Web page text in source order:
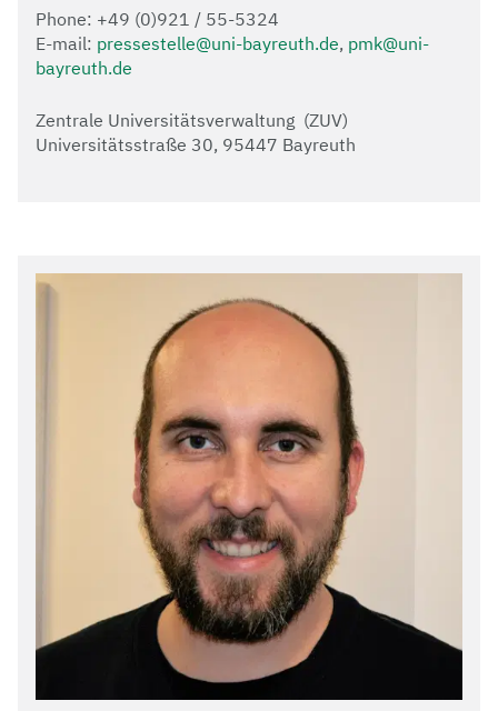
Phone: +49 (0)921 / 55-5324
E-mail: pressestelle@uni-bayreuth.de, pmk@uni-
bayreuth.de
Zentrale Universitätsverwaltung (ZUV)
Universitätsstraße 30, 95447 Bayreuth